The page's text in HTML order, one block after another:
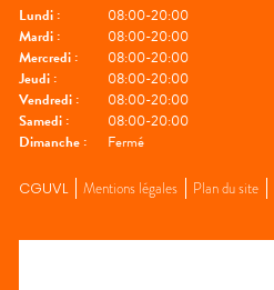
Lundi :
08:00-20:00
Mardi :
08:00-20:00
Mercredi :
08:00-20:00
Jeudi :
08:00-20:00
Vendredi :
08:00-20:00
Samedi :
08:00-20:00
Dimanche : Fermé
CGUVL Mentions légales Plan du site